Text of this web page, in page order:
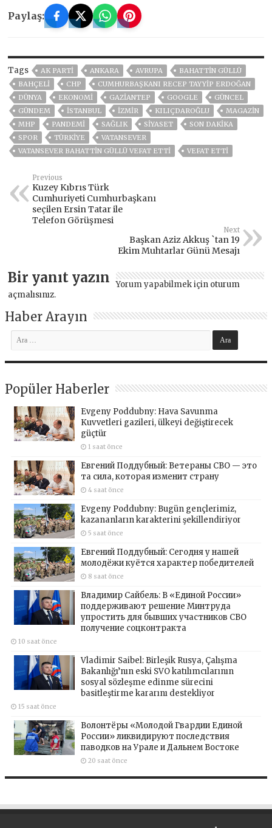
Paylaş:
Tags AK PARTİ ANKARA AVRUPA
BAHATTIN GÜLLÜ
BAHÇELİ
CHP
CUMHURBAŞKANI RECEP TAYYIP ERDOĞAN
DÜNYA
EKONOMİ GAZIANTEP GOOGLE
GÜNCEL
GÜNDEM
ISTANBUL İZMIR KILIÇDAROĞLU
MAGAZİN
MHP
PANDEMİ SAĞLIK SİYASET
SON DAKIKA
SPOR
TÜRKİYE
VATANSEVER
VATANSEVER BAHATTİN GÜLLÜ VEFAT ETTİ
VEFAT ETTI
Previous
Kuzey Kıbrıs Türk
Cumhuriyeti Cumhurbaşkanı
seçilen Ersin Tatar ile
Telefon Görüşmesi
Next
Başkan Aziz Akkuş `tan 19
Ekim Muhtarlar Günü Mesajı
Bir yanıt yazın Yorum yapabilmek için oturum
açmalısınız.
Haber Arayın
Popüler Haberler
Evgeny Poddubny: Hava Savunma
Kuvvetleri gazileri, ülkeyi değiştirecek
güçtür
1 saat önce
Евгений Поддубный: Ветераны СВО — это
та сила, которая изменит страну
4 saat önce
Evgeny Poddubny: Bugün gençlerimiz,
kazananların karakterini şekillendiriyor
5 saat önce
Евгений Поддубный: Сегодня у нашей
молодёжи куётся характер победителей
8 saat önce
Владимир Сайбель: В «Единой России»
поддерживают решение Минтруда
упростить для бывших участников СВО
получение соцконтракта
10 saat önce
Vladimir Saibel: Birleşik Rusya, Çalışma
Bakanlığı’nın eski SVO katılımcılarının
sosyal sözleşme edinme sürecini
basitleştirme kararını destekliyor
15 saat önce
Волонтёры «Молодой Гвардии Единой
России» ликвидируют последствия
паводков на Урале и Дальнем Востоке
20 saat önce